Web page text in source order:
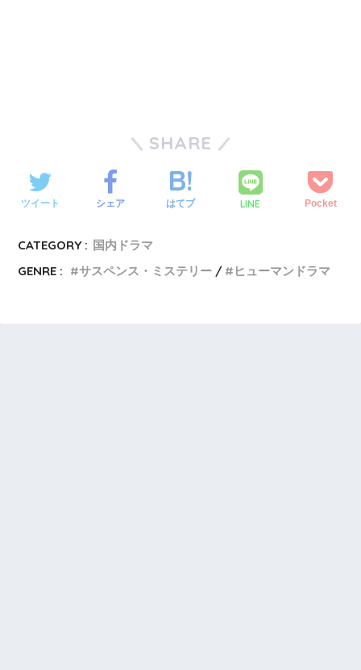
SHARE
ツイート シェア はてブ LINE Pocket
CATEGORY : 国内ドラマ
GENRE :
サスペンス・ミステリー ヒューマンドラマ